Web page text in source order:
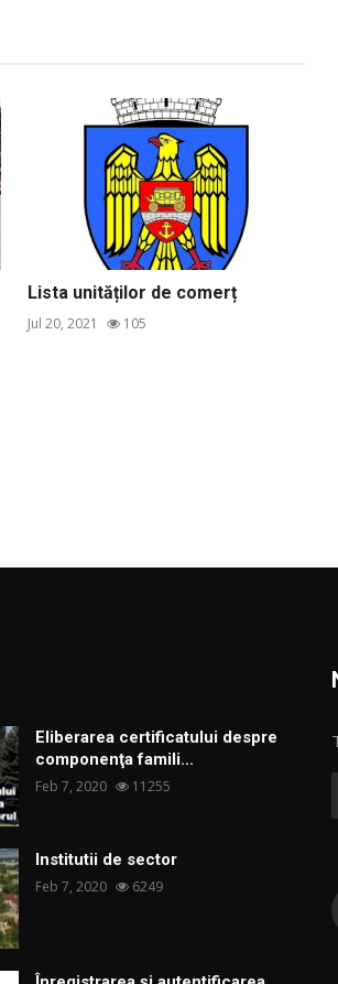
Lista unităților de comerț
Jul 20, 2021 105
Eliberarea certificatului despre
componenţa famili...
Feb 7, 2020 11255
Institutii de sector
Feb 7, 2020 6249